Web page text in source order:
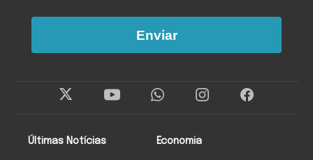
Últimas Notícias Economia
Enviar